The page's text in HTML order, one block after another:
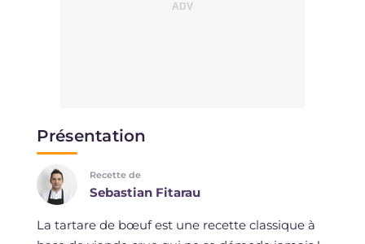
Présentation
Recette de
Sebastian Fitarau
La tartare de bœuf est une recette classique à